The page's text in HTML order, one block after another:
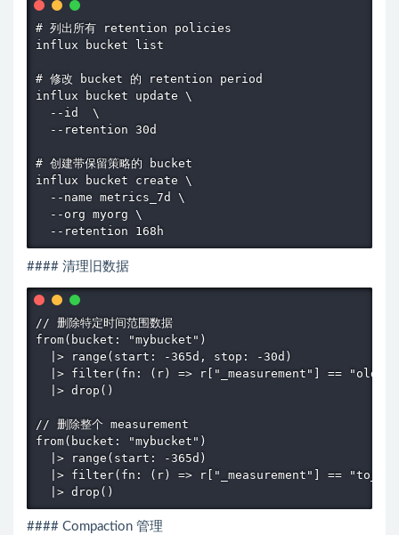
# 列出所有 retention policies
influx bucket list
# 修改 bucket 的 retention period
influx bucket update \
  --id  \
  --retention 30d
# 创建带保留策略的 bucket
influx bucket create \
  --name metrics_7d \
  --org myorg \
  --retention 168h
#### 清理旧数据
// 删除特定时间范围数据
from(bucket: "mybucket")
  |> range(start: -365d, stop: -30d)
|> filter(fn: (r) => r["_measurement"] ==
  |> drop()
// 删除整个 measurement
from(bucket: "mybucket")
  |> range(start: -365d)
|> filter(fn: (r) => r["_measurement"] ==
  |> drop()
#### Compaction 管理